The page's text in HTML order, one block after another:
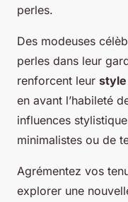
perles.
Des modeuses
perles dans leur
renforcent leur
en avant l’habileté
influences
minimalistes ou de
Agrémentez vos
explorer une